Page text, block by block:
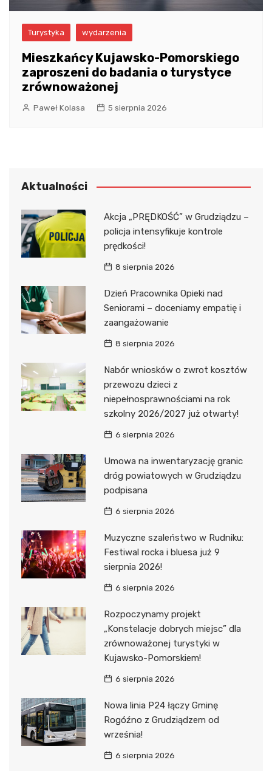
Turystyka wydarzenia
Mieszkańcy Kujawsko-Pomorskiego
zaproszeni do badania o turystyce
zrównoważonej
Paweł Kolasa 5 sierpnia 2026
Aktualności
Akcja „PRĘDKOŚĆ” w Grudziądzu –
policja intensyfikuje kontrole
prędkości!
8 sierpnia 2026
Dzień Pracownika Opieki nad
Seniorami – doceniamy empatię i
zaangażowanie
8 sierpnia 2026
Nabór wniosków o zwrot kosztów
przewozu dzieci z
niepełnosprawnościami na rok
szkolny 2026/2027 już otwarty!
6 sierpnia 2026
Umowa na inwentaryzację granic
dróg powiatowych w Grudziądzu
podpisana
6 sierpnia 2026
Muzyczne szaleństwo w Rudniku:
Festiwal rocka i bluesa już 9
sierpnia 2026!
6 sierpnia 2026
Rozpoczynamy projekt
„Konstelacje dobrych miejsc” dla
zrównoważonej turystyki w
Kujawsko-Pomorskiem!
6 sierpnia 2026
Nowa linia P24 łączy Gminę
Rogóźno z Grudziądzem od
września!
6 sierpnia 2026